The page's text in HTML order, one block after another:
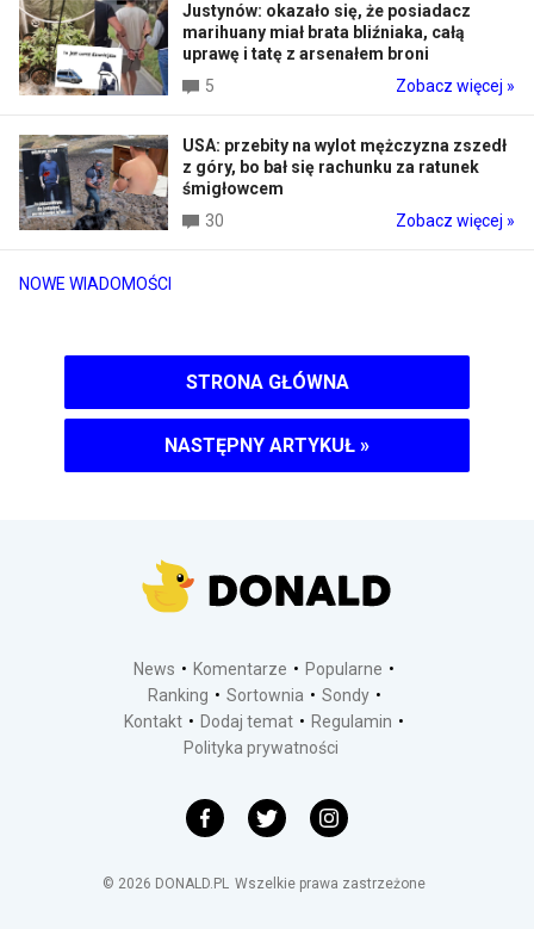
NOWE WIADOMOŚCI
Justynów: okazało się, że posiadacz
marihuany miał brata bliźniaka, całą
uprawę i tatę z arsenałem broni
5
Zobacz więcej »
USA: przebity na wylot mężczyzna zszedł
z góry, bo bał się rachunku za ratunek
śmigłowcem
30
Zobacz więcej »
STRONA GŁÓWNA
NASTĘPNY ARTYKUŁ »
News Komentarze
Popularne
Ranking
Sortownia
Sondy
Kontakt
Dodaj temat
Regulamin
Polityka prywatności
© 2026 DONALD.PL Wszelkie prawa zastrzeżone